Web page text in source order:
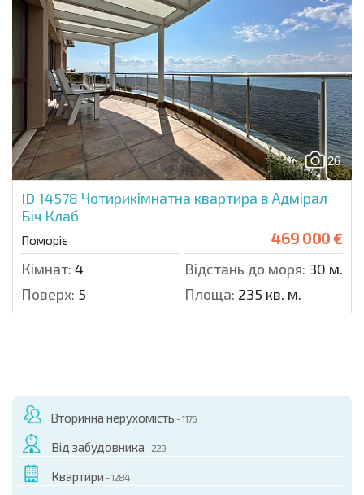
26
ID 14578 Чотирикімнатна квартира в Адмірал
Біч Клаб
Поморіє 469 000 €
Кімнат: 4 Відстань до моря: 30 м.
Поверх: 5 Площа: 235 кв. м.
Вторинна нерухомість - 1176
Від забудовника - 229
Квартири - 1284